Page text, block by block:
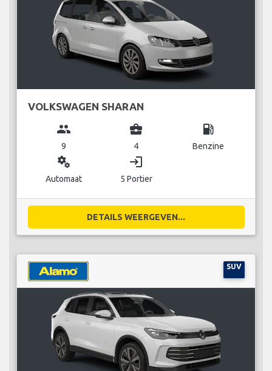
VOLKSWAGEN SHARAN
group
9
business_center
4
local_gas_station
Benzine
miscellaneous_services
Automaat
login
5 Portier
DETAILS WEERGEVEN...
SUV